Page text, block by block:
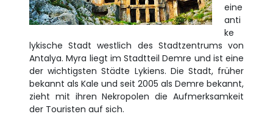
eine
anti
ke
lykische Stadt westlich des Stadtzentrums von
Antalya. Myra liegt im Stadtteil Demre und ist eine
der wichtigsten Städte Lykiens. Die Stadt, früher
bekannt als Kale und seit 2005 als Demre bekannt,
zieht mit ihren Nekropolen die Aufmerksamkeit
der Touristen auf sich.